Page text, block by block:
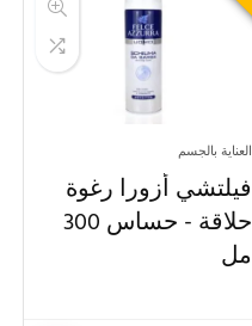
العناية بالجسم
فيلتشي أزورا رغوة
حلاقة - حساس 300
مل